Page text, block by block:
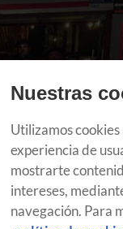
Nuestras
Utilizamos
experiencia de
mostrarte
intereses,
navegación. Para